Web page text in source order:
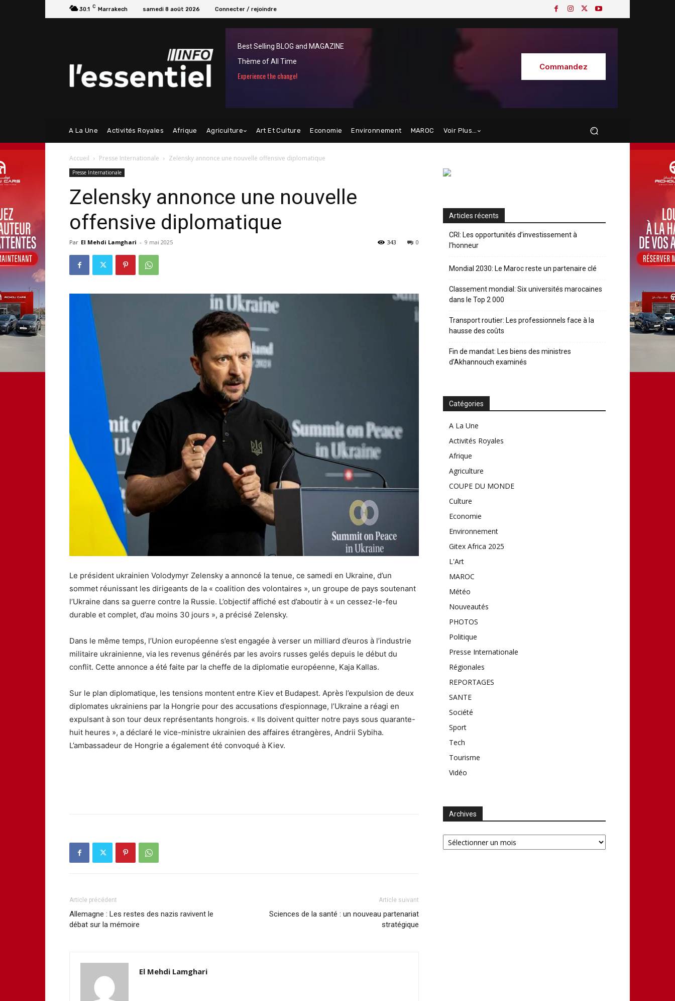
30.1 C Marrakech samedi 8 août 2026 Connecter / rejoindre
Best Selling BLOG and MAGAZINE
Thème of All Time
Experience the change!
Commandez
A La Une Activités Royales Afrique Agriculture Art Et Culture Economie Environnement MAROC Voir Plus…
Accueil Presse Internationale Zelensky annonce une nouvelle offensive diplomatique
Presse Internationale
Zelensky annonce une nouvelle
offensive diplomatique
Par El Mehdi Lamghari - 9 mai 2025 0
343
Le président ukrainien Volodymyr Zelensky a annoncé la tenue, ce samedi en Ukraine, d’un
sommet réunissant les dirigeants de la « coalition des volontaires », un groupe de pays soutenant
l’Ukraine dans sa guerre contre la Russie. L’objectif affiché est d’aboutir à « un cessez-le-feu
durable et complet, d’au moins 30 jours », a précisé Zelensky.
Dans le même temps, l’Union européenne s’est engagée à verser un milliard d’euros à l’industrie
militaire ukrainienne, via les revenus générés par les avoirs russes gelés depuis le début du
conflit. Cette annonce a été faite par la cheffe de la diplomatie européenne, Kaja Kallas.
Sur le plan diplomatique, les tensions montent entre Kiev et Budapest. Après l’expulsion de deux
diplomates ukrainiens par la Hongrie pour des accusations d’espionnage, l’Ukraine a réagi en
expulsant à son tour deux représentants hongrois. « Ils doivent quitter notre pays sous quarante-
huit heures », a déclaré le vice-ministre ukrainien des affaires étrangères, Andrii Sybiha.
L’ambassadeur de Hongrie a également été convoqué à Kiev.
Article précédent
Allemagne : Les restes des nazis ravivent le
débat sur la mémoire
Article suivant
Sciences de la santé : un nouveau partenariat
stratégique
El Mehdi Lamghari
Articles récents
CRI: Les opportunités d’investissement à
l’honneur
Mondial 2030: Le Maroc reste un partenaire clé
Classement mondial: Six universités marocaines
dans le Top 2 000
Transport routier: Les professionnels face à la
hausse des coûts
Fin de mandat: Les biens des ministres
d’Akhannouch examinés
Catégories
A La Une
Activités Royales
Afrique
Agriculture
COUPE DU MONDE
Culture
Economie
Environnement
Gitex Africa 2025
L'Art
MAROC
Météo
Nouveautés
PHOTOS
Politique
Presse Internationale
Régionales
REPORTAGES
SANTE
Société
Sport
Tech
Tourisme
Vidéo
Archives
Archives